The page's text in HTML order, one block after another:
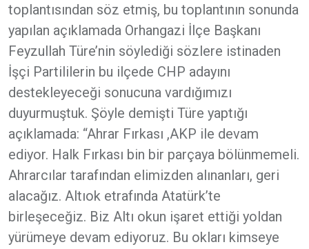
toplantısından söz etmiş, bu toplantının sonunda
yapılan açıklamada Orhangazi İlçe Başkanı
Feyzullah Türe’nin söylediği sözlere istinaden
İşçi Partililerin bu ilçede CHP adayını
destekleyeceği sonucuna vardığımızı
duyurmuştuk. Şöyle demişti Türe yaptığı
açıklamada: “Ahrar Fırkası ,AKP ile devam
ediyor. Halk Fırkası bin bir parçaya bölünmemeli.
Ahrarcılar tarafından elimizden alınanları, geri
alacağız. Altıok etrafında Atatürk’te
birleşeceğiz. Biz Altı okun işaret ettiği yoldan
yürümeye devam ediyoruz. Bu okları kimseye